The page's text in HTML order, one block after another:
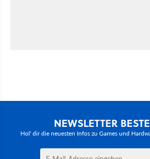
NEWSLETTER
Hol' dir die neuesten Infos zu Games und